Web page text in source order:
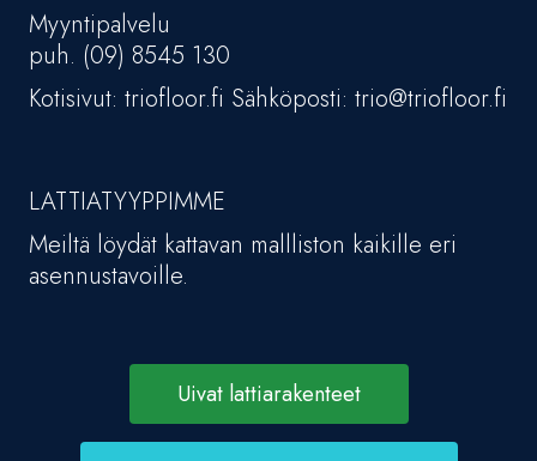
Myyntipalvelu
puh. (09) 8545 130
Kotisivut: triofloor.fi Sähköposti: trio@triofloor.fi
LATTIATYYPPIMME
Meiltä löydät kattavan mallliston kaikille eri
asennustavoille.
Uivat lattiarakenteet